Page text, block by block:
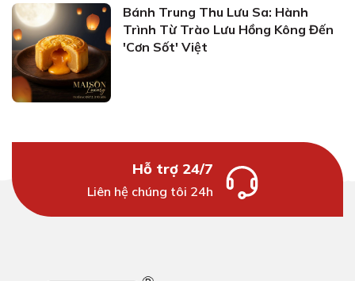
Bánh Trung Thu Lưu Sa: Hành
Trình Từ Trào Lưu Hồng Kông Đến
'Cơn Sốt' Việt
Hỗ trợ 24/7
Liên hệ chúng tôi 24h